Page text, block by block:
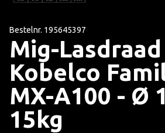
Bestelnr. 195645397
Mig-Lasdraad
Kobelco
MX-A100 - Ø
15kg